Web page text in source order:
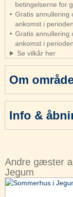
Om
Info &
betingelserne for
Gratis annullering
ankomst i
Gratis annullering
ankomst i
Se vilkår her
Andre gæster
Jegum